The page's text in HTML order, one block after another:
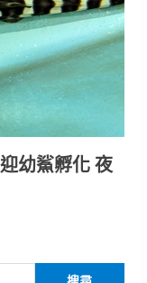
幼鯊孵化 夜